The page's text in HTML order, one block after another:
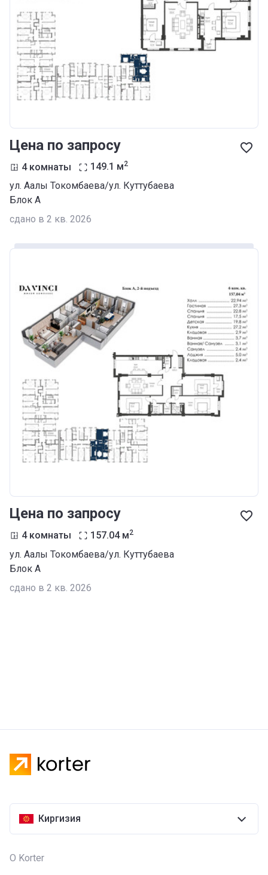
Цена по запросу
4 комнаты 149.1 м2
ул. Аалы Токомбаева/ул. Куттубаева
Блок А
сдано в 2 кв. 2026
Цена по запросу
4 комнаты 157.04 м2
ул. Аалы Токомбаева/ул. Куттубаева
Блок А
сдано в 2 кв. 2026
Киргизия
О Korter